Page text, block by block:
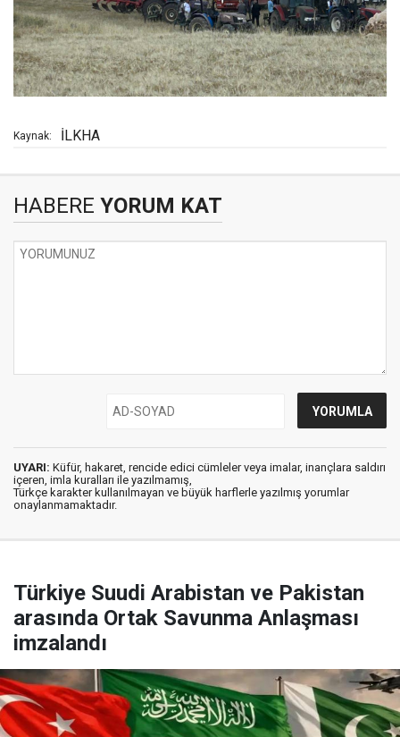
Kaynak: İLKHA
HABERE YORUM KAT
UYARI: Küfür, hakaret, rencide edici cümleler veya imalar, inançlara saldırı
içeren, imla kuralları ile yazılmamış,
Türkçe karakter kullanılmayan ve büyük harflerle yazılmış yorumlar
onaylanmamaktadır.
Türkiye Suudi Arabistan ve Pakistan
arasında Ortak Savunma Anlaşması
imzalandı